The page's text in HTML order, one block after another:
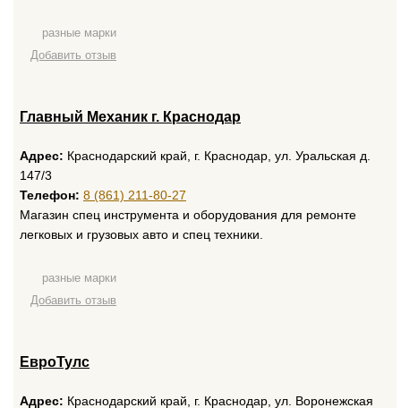
разные марки
Добавить отзыв
Главный Механик г. Краснодар
Адрес: Краснодарский край, г. Краснодар, ул. Уральская д.
147/3
Телефон: 8 (861) 211-80-27
Магазин спец инструмента и оборудования для ремонте
легковых и грузовых авто и спец техники.
разные марки
Добавить отзыв
ЕвроТулс
Адрес: Краснодарский край, г. Краснодар, ул. Воронежская